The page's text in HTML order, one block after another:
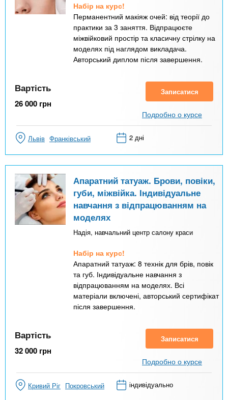
Набір на курс!
Перманентний макіяж очей: від теорії до
практики за 3 заняття. Відпрацюєте
міжвійковий простір та класичну стрілку на
моделях під наглядом викладача.
Авторський диплом після завершення.
Вартість
26 000 грн
Записатися
Подробно о курсе
Львів Франківський 2 дні
Апаратний татуаж. Брови, повіки,
губи, міжвійка. Індивідуальне
навчання з відпрацюванням на
моделях
Надія, навчальний центр салону краси
Набір на курс!
Апаратний татуаж: 8 технік для брів, повік
та губ. Індивідуальне навчання з
відпрацюванням на моделях. Всі
матеріали включені, авторський сертифікат
після завершення.
Вартість
32 000 грн
Записатися
Подробно о курсе
Кривий Ріг Покровський індивідуально